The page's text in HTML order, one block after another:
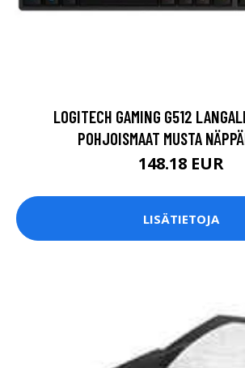
LOGITECH GAMING G512
POHJOISMAAT MUSTA
148.18 EUR
LISÄTIETOJA